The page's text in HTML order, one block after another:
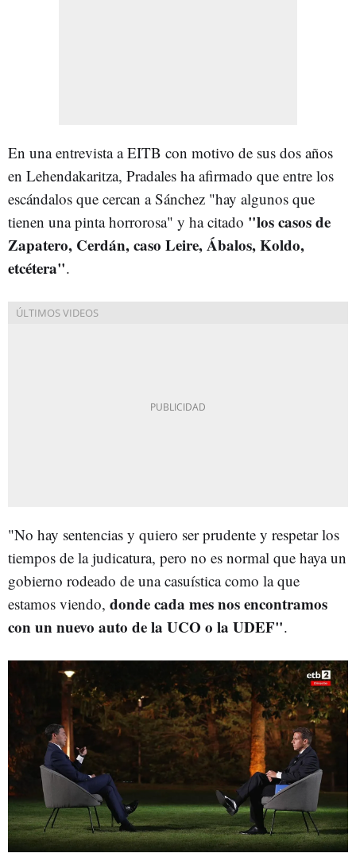
En una entrevista a EITB con motivo de sus dos años
en Lehendakaritza, Pradales ha afirmado que entre los
escándalos que cercan a Sánchez "hay algunos que
tienen una pinta horrorosa" y ha citado "los casos de
Zapatero, Cerdán, caso Leire, Ábalos, Koldo,
etcétera".
"No hay sentencias y quiero ser prudente y respetar los
tiempos de la judicatura, pero no es normal que haya un
gobierno rodeado de una casuística como la que
estamos viendo, donde cada mes nos encontramos
con un nuevo auto de la UCO o la UDEF".